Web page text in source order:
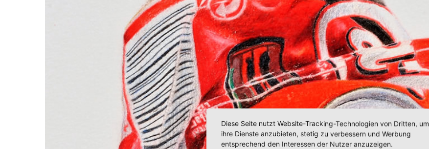
Diese Seite nutzt Website-Tracking-Technologien von Dritten, um
ihre Dienste anzubieten, stetig zu verbessern und Werbung
entsprechend den Interessen der Nutzer anzuzeigen.